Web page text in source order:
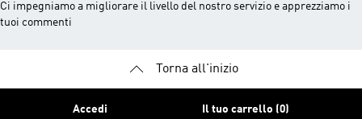
Ci impegniamo a migliorare il livello del nostro servizio e apprezziamo i
tuoi commenti
Torna all'inizio
Accedi Il tuo carrello (0)